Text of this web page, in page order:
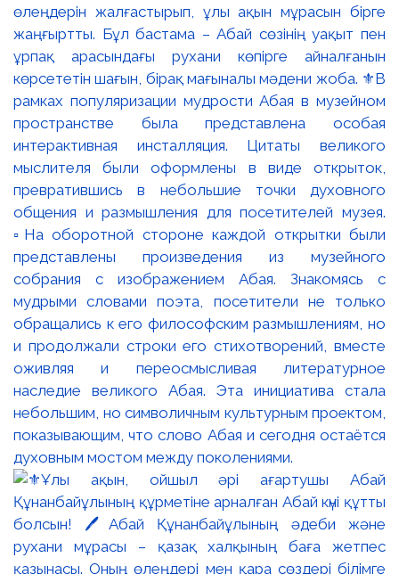
өлеңдерін жалғастырып, ұлы ақын мұрасын бірге
жаңғыртты. Бұл бастама – Абай сөзінің уақыт пен
ұрпақ арасындағы рухани көпірге айналғанын
көрсететін шағын, бірақ мағыналы мәдени жоба. ⚜️В
рамках популяризации мудрости Абая в музейном
пространстве была представлена особая
интерактивная инсталляция. Цитаты великого
мыслителя были оформлены в виде открыток,
превратившись в небольшие точки духовного
общения и размышления для посетителей музея.
▫️На оборотной стороне каждой открытки были
представлены произведения из музейного
собрания с изображением Абая. Знакомясь с
мудрыми словами поэта, посетители не только
обращались к его философским размышлениям, но
и продолжали строки его стихотворений, вместе
оживляя и переосмысливая литературное
наследие великого Абая. Эта инициатива стала
небольшим, но символичным культурным проектом,
показывающим, что слово Абая и сегодня остаётся
духовным мостом между поколениями.